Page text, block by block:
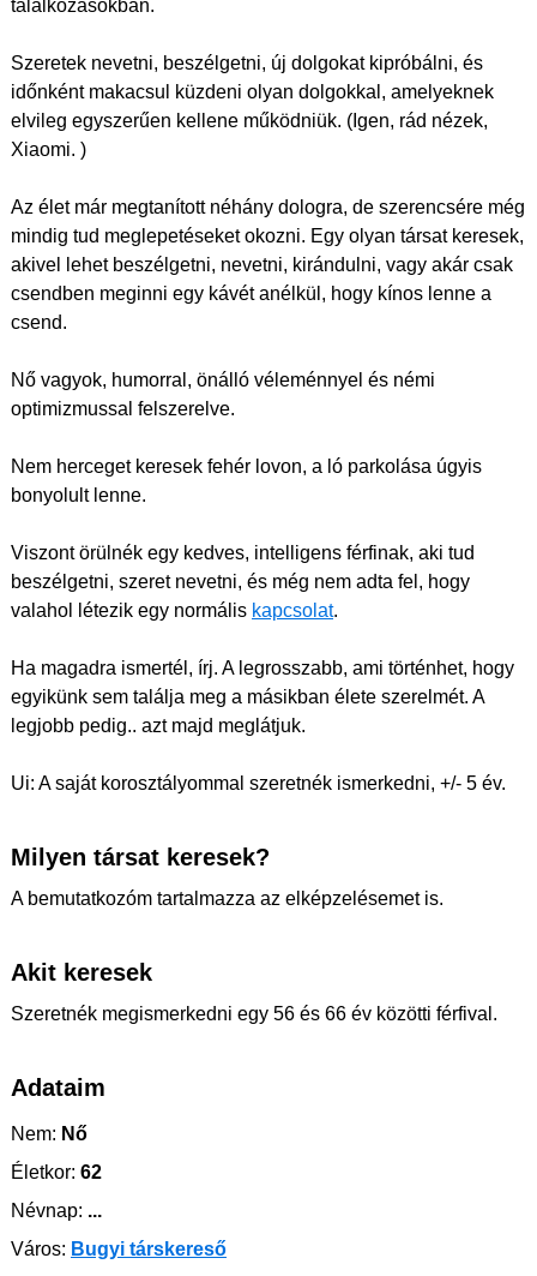
találkozásokban.
Szeretek nevetni, beszélgetni, új dolgokat kipróbálni, és
időnként makacsul küzdeni olyan dolgokkal, amelyeknek
elvileg egyszerűen kellene működniük. (Igen, rád nézek,
Xiaomi. )
Az élet már megtanított néhány dologra, de szerencsére még
mindig tud meglepetéseket okozni. Egy olyan társat keresek,
akivel lehet beszélgetni, nevetni, kirándulni, vagy akár csak
csendben meginni egy kávét anélkül, hogy kínos lenne a
csend.
Nő vagyok, humorral, önálló véleménnyel és némi
optimizmussal felszerelve.
Nem herceget keresek fehér lovon, a ló parkolása úgyis
bonyolult lenne.
Viszont örülnék egy kedves, intelligens férfinak, aki tud
beszélgetni, szeret nevetni, és még nem adta fel, hogy
valahol létezik egy normális kapcsolat.
Ha magadra ismertél, írj. A legrosszabb, ami történhet, hogy
egyikünk sem találja meg a másikban élete szerelmét. A
legjobb pedig.. azt majd meglátjuk.
Ui: A saját korosztályommal szeretnék ismerkedni, +/- 5 év.
Milyen társat keresek?
A bemutatkozóm tartalmazza az elképzelésemet is.
Akit keresek
Szeretnék megismerkedni egy 56 és 66 év közötti férfival.
Adataim
Nem: Nő
Életkor: 62
Névnap: ...
Város: Bugyi társkereső